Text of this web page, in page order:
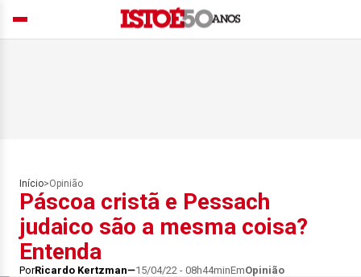
Início>Opinião
Páscoa cristã e Pessach
judaico são a mesma coisa?
Entenda
PorRicardo Kertzman 15/04/22 - 08h44minEmOpinião